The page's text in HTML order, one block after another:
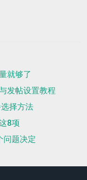
就够了
发帖设置教程
择方法
8项
问题决定